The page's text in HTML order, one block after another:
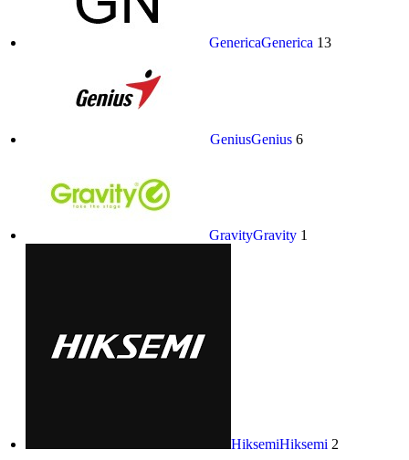
GenericaGenerica 13
GeniusGenius 6
GravityGravity 1
HiksemiHiksemi 2